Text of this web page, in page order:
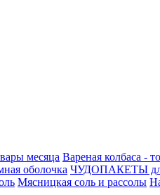
месяца Вареная колбаса -
оболочка ЧУДОПАКЕТЫ
Мясницкая соль и рассолы